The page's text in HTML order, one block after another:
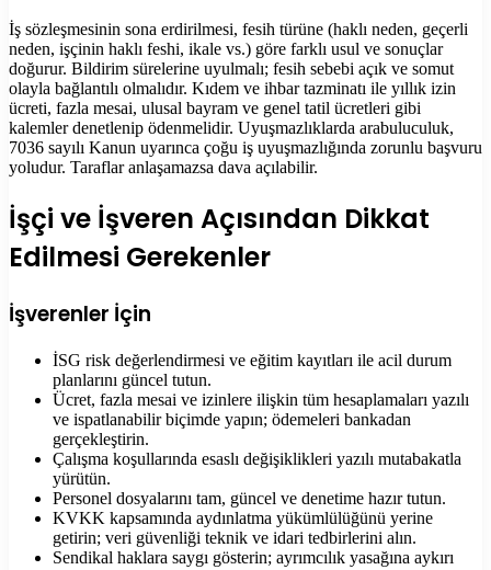
İş sözleşmesinin sona erdirilmesi, fesih türüne (haklı neden, geçerli
neden, işçinin haklı feshi, ikale vs.) göre farklı usul ve sonuçlar
doğurur. Bildirim sürelerine uyulmalı; fesih sebebi açık ve somut
olayla bağlantılı olmalıdır. Kıdem ve ihbar tazminatı ile yıllık izin
ücreti, fazla mesai, ulusal bayram ve genel tatil ücretleri gibi
kalemler denetlenip ödenmelidir. Uyuşmazlıklarda arabuluculuk,
7036 sayılı Kanun uyarınca çoğu iş uyuşmazlığında zorunlu başvuru
yoludur. Taraflar anlaşamazsa dava açılabilir.
İşçi ve İşveren Açısından Dikkat
Edilmesi Gerekenler
İşverenler İçin
İSG risk değerlendirmesi ve eğitim kayıtları ile acil durum
planlarını güncel tutun.
Ücret, fazla mesai ve izinlere ilişkin tüm hesaplamaları yazılı
ve ispatlanabilir biçimde yapın; ödemeleri bankadan
gerçekleştirin.
Çalışma koşullarında esaslı değişiklikleri yazılı mutabakatla
yürütün.
Personel dosyalarını tam, güncel ve denetime hazır tutun.
KVKK kapsamında aydınlatma yükümlülüğünü yerine
getirin; veri güvenliği teknik ve idari tedbirlerini alın.
Sendikal haklara saygı gösterin; ayrımcılık yasağına aykırı